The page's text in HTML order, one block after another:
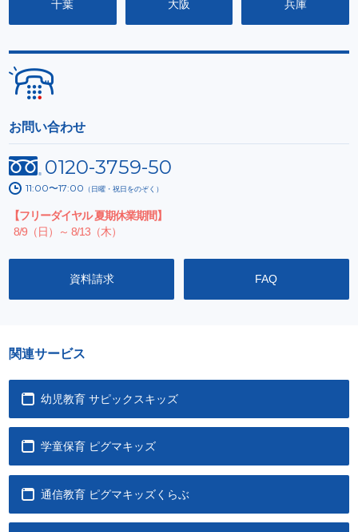
千葉 大阪 兵庫
お問い合わせ
0120-3759-50
11:00〜17:00 （日曜・祝日をのぞく）
【フリーダイヤル 夏期休業期間】
8/9（日）～ 8/13（木）
資料請求 FAQ
関連サービス
幼児教育 サピックスキッズ
学童保育 ピグマキッズ
通信教育 ピグマキッズくらぶ